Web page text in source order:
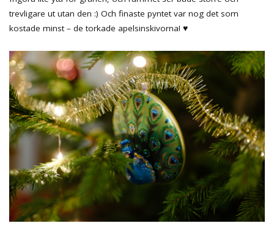
trevligare ut utan den :) Och finaste pyntet var nog det som
kostade minst – de torkade apelsinskivorna! ♥